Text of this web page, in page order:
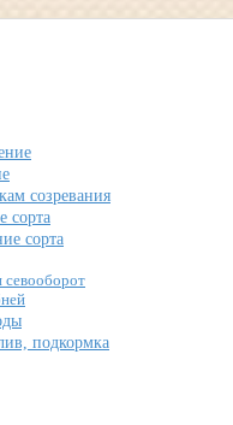
созревания
сорта
сорта
подкормка